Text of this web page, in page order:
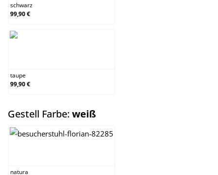
schwarz
99,90 €
taupe
99,90 €
Gestell Farbe: weißauswählen
natura